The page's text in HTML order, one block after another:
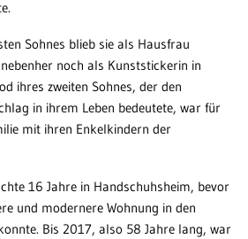
Sohnes blieb sie als Hausfrau
noch als Kunststickerin in
ihres zweiten Sohnes, der den
in ihrem Leben bedeutete, war für
mit ihren Enkelkindern der
16 Jahre in Handschuhsheim, bevor
und modernere Wohnung in den
Bis 2017, also 58 Jahre lang, war